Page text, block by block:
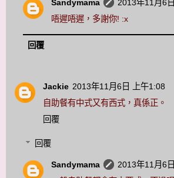
Sandymama
2013年11月6
唔遲唔遲，多謝你! :x
回覆
Jackie 2013年11月6日 上午1:08
自助餐有中式又有西式，真係正。
回覆
回覆
Sandymama
2013年11月6